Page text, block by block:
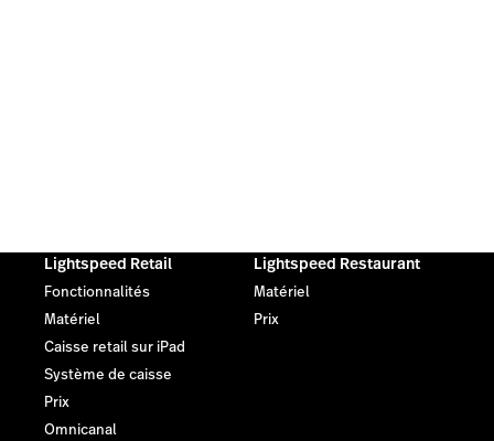
Lightspeed Retail
Fonctionnalités
Matériel
Caisse retail sur iPad
Système de caisse
Prix
Omnicanal
Lightspeed Restaurant
Matériel
Prix